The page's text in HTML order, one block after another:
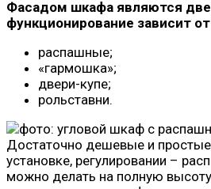
Фасадом шкафа являются
функционирование зависит
распашные;
«гармошка»;
двери-купе;
рольставни.
Достаточно дешевые и простые
установке, регулировании –
можно делать на полную